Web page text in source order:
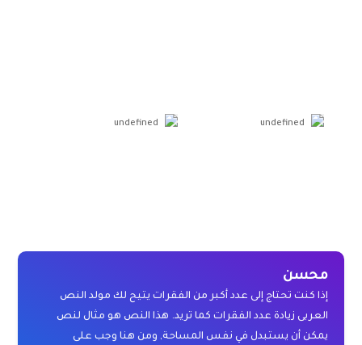
undefined
undefined
محسن
إذا كنت تحتاج إلى عدد أكبر من الفقرات يتيح لك مولد النص
العربى زيادة عدد الفقرات كما تريد. هذا النص هو مثال لنص
يمكن أن يستبدل في نفس المساحة, ومن هنا وجب على